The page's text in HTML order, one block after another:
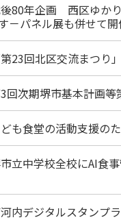
80年企画 西区ゆか
－パネル展も併せて開
23回北区交流まつり
次期堺市基本計画等
も食堂の活動支援の
立中学校全校にAI食
内デジタルスタンプ